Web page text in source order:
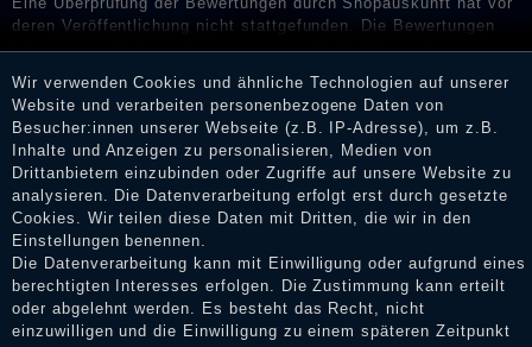
deren Veröffentlichung nicht stattgefunden. Die Bewertungen
könnten von Verbrauchern stammen, die die Ware oder
Erhalt einer Benachrichtigungs-E-Mail können Händler die
Bewertungen verifizieren und über die erfolgte Verifizierung im
Shop informieren.
Impressum
Daten­schutz­erklärung
Wir verwenden Cookies und ähnliche Technologien auf unserer
Website und verarbeiten personenbezogene Daten von
Besucher:innen unserer Webseite (z.B. IP-Adresse), um z.B.
Inhalte und Anzeigen zu personalisieren, Medien von
Drittanbietern einzubinden oder Zugriffe auf unsere Website zu
analysieren. Die Datenverarbeitung erfolgt erst durch gesetzte
Cookies. Wir teilen diese Daten mit Dritten, die wir in den
Einstellungen benennen.
Die Datenverarbeitung kann mit Einwilligung oder aufgrund eines
berechtigten Interesses erfolgen. Die Zustimmung kann erteilt
oder abgelehnt werden. Es besteht das Recht, nicht
einzuwilligen und die Einwilligung zu einem späteren Zeitpunkt